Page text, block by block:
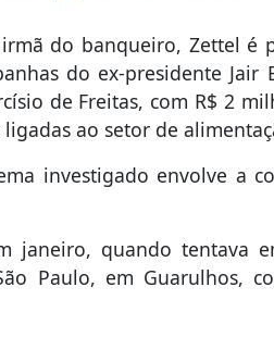
do banqueiro, Zettel é
do ex-presidente Jair
de Freitas, com R$ 2
ao setor de
investigado envolve a
janeiro, quando tentava
Paulo, em Guarulhos,